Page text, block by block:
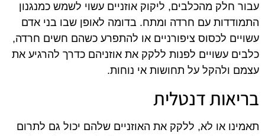
עבור חלק מהכלבים, ליקוק אוזניים עשוי לשמש כמנגנון
התמודדות עם חרדה ומתח. בדומה לאופן שבו בני אדם
עשויים לכסוס ציפורניים או להתפרע כשהם חשים חרדה,
כלבים עשויים לפנות ללקק את אוזניהם כדרך להרגיע את
עצמם ולהקל על תחושות אי נוחות.
בריאות דנטלית
תאמינו או לא, ללקק את האוזניים שלהם יכול גם לתרום